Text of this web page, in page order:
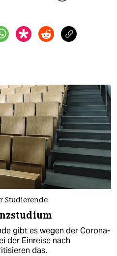
Studierende
gibt es wegen der Corona-
der Einreise nach
das.